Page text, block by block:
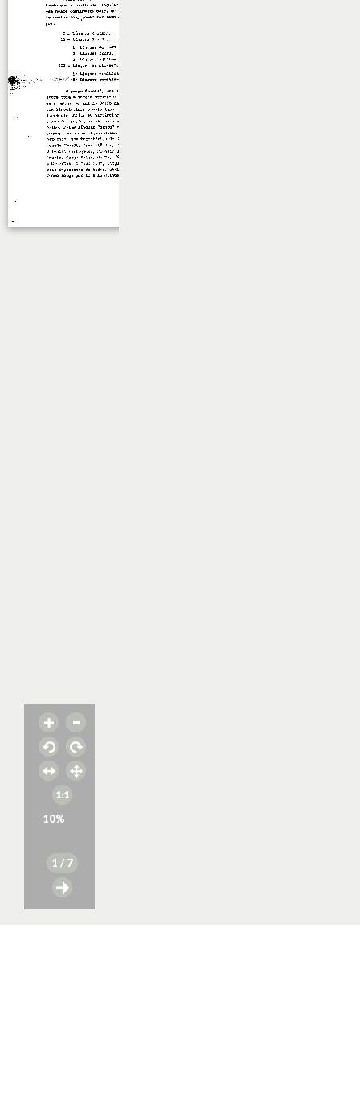
10%
1 / 7